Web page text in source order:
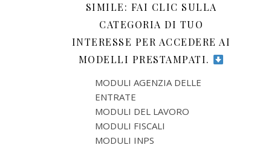
SIMILE: FAI CLIC SULLA
CATEGORIA DI TUO
INTERESSE PER ACCEDERE AI
MODELLI PRESTAMPATI.
MODULI AGENZIA DELLE
ENTRATE
MODULI DEL LAVORO
MODULI FISCALI
MODULI INPS